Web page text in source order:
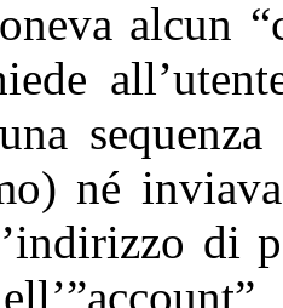
alcun
né
di